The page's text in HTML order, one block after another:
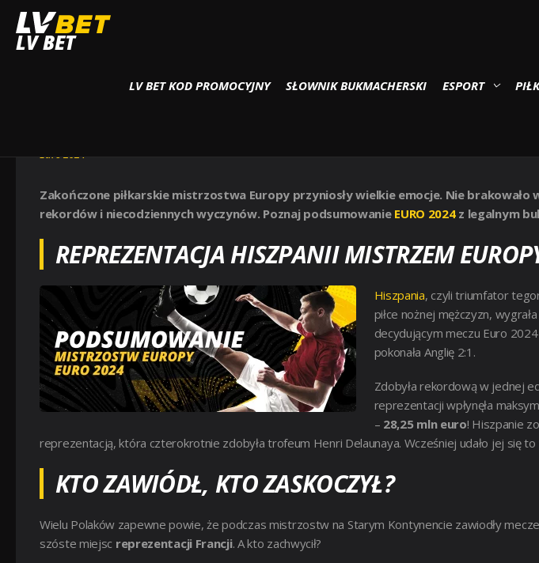
LV BET
LV BET KOD PROMOCYJNY SŁOWNIK BUKMACHERSKI ESPORT
Strona główna Euro 2024
EURO 2024: PODSUMOWANIE PIŁKARSKICH
Euro 2024
Zakończone piłkarskie mistrzostwa Europy przyniosły wielkie emocje. Nie
rekordów i niecodziennych wyczynów. Poznaj podsumowanie EURO 2024z legalnym
REPREZENTACJA HISZPANII MISTRZEM
Hiszpania, czyli triumfator
piłce nożnej mężczyzn,
decydującym meczu Euro 2024
pokonała Anglię 2:1.
Zdobyła rekordową w jednej
reprezentacji wpłynęła
– 28,25 mln euro! Hiszpanie
reprezentacją, która czterokrotnie zdobyła trofeum Henri Delaunaya. Wcześniej udało jej się
KTO ZAWIÓDŁ, KTO ZASKOCZYŁ?
Wielu Polaków zapewne powie, że podczas mistrzostw na Starym Kontynencie zawiodły
szóste miejsc reprezentacji Francji. A kto zachwycił?